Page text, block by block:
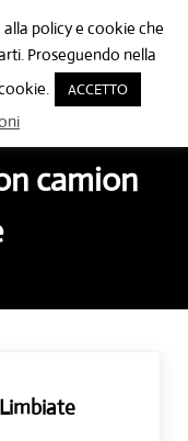
camion
policy e cookie che
Proseguendo nella
ACCETTO